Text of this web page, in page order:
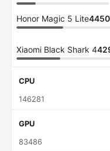
Honor Magic 5 Lite
Xiaomi Black Shark 4
CPU
146281
GPU
83486